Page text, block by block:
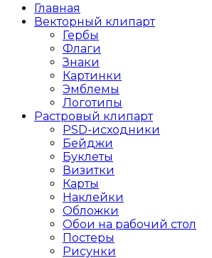
Главная
Векторный клипарт
Гербы
Флаги
Знаки
Картинки
Эмблемы
Логотипы
Растровый клипарт
PSD-исходники
Бейджи
Буклеты
Визитки
Карты
Наклейки
Обложки
Обои на рабочий стол
Постеры
Рисунки